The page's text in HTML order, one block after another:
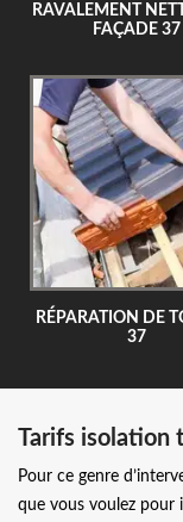
RAVALEMENT
FAÇADE 37
RÉPARATION DE
37
Tarifs isolation
Pour ce genre
que vous voulez pour